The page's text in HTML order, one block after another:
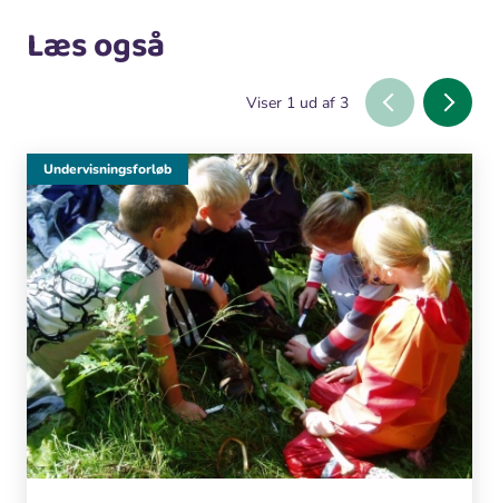
Læs også
Viser 1 ud af 3
Undervisningsforløb